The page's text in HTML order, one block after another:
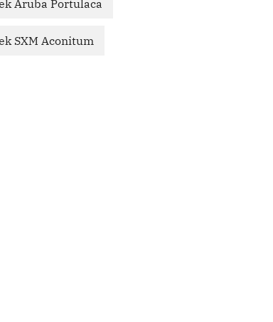
Aruba Portulaca
SXM Aconitum